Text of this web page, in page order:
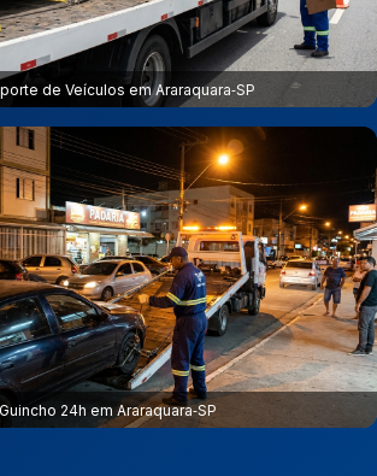
de Veículos em Araraquara‑SP
Guincho 24h em Araraquara‑SP